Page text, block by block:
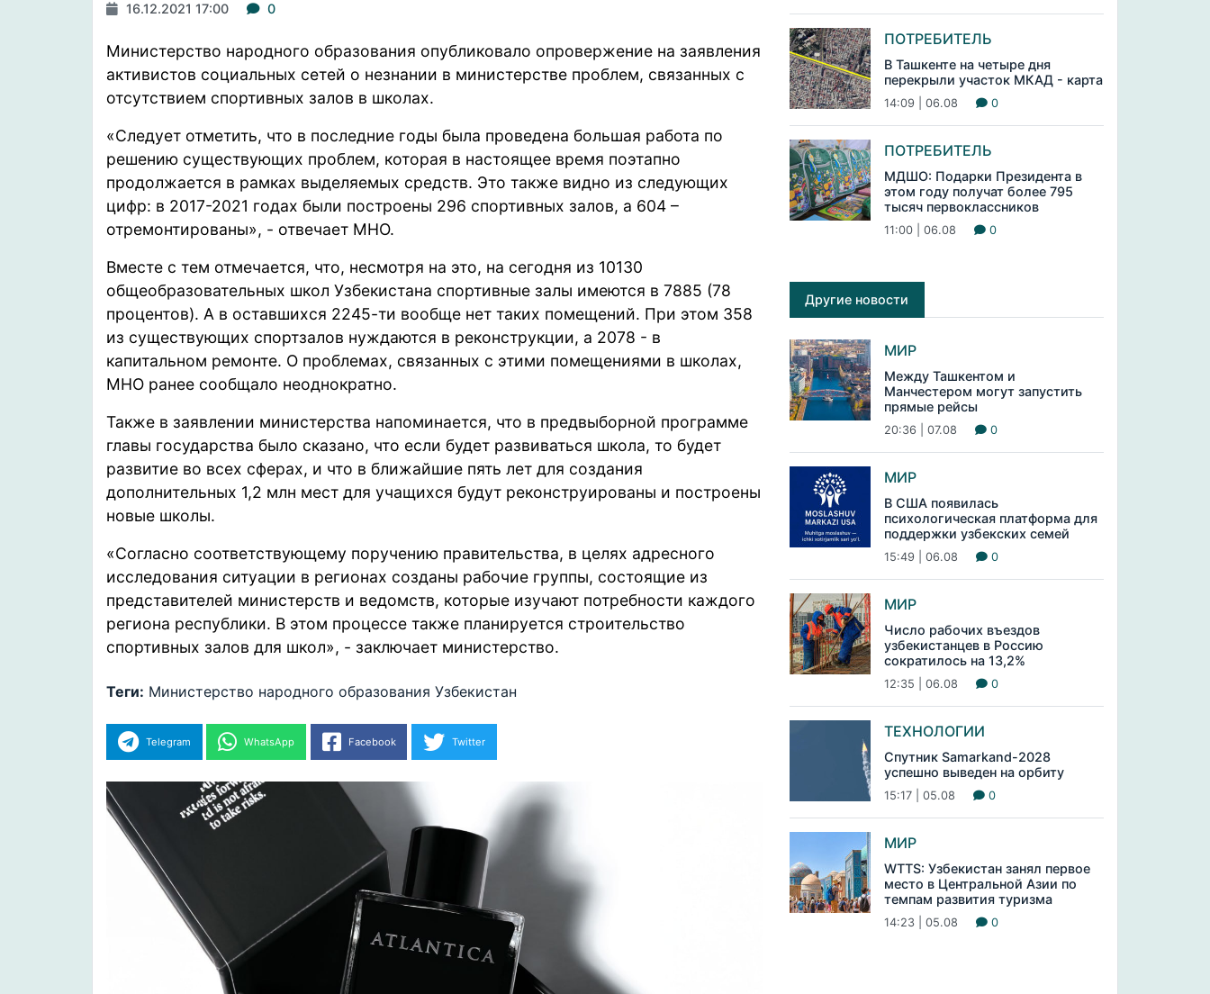
16.12.2021 17:00 0
Министерство народного образования опубликовало опровержение на заявления
активистов социальных сетей о незнании в министерстве проблем, связанных с
отсутствием спортивных залов в школах.
«Следует отметить, что в последние годы была проведена большая работа по
решению существующих проблем, которая в настоящее время поэтапно
продолжается в рамках выделяемых средств. Это также видно из следующих
цифр: в 2017-2021 годах были построены 296 спортивных залов, а 604 –
отремонтированы», - отвечает МНО.
Вместе с тем отмечается, что, несмотря на это, на сегодня из 10130
общеобразовательных школ Узбекистана спортивные залы имеются в 7885 (78
процентов). А в оставшихся 2245-ти вообще нет таких помещений. При этом 358
из существующих спортзалов нуждаются в реконструкции, а 2078 - в
капитальном ремонте. О проблемах, связанных с этими помещениями в школах,
МНО ранее сообщало неоднократно.
Также в заявлении министерства напоминается, что в предвыборной программе
главы государства было сказано, что если будет развиваться школа, то будет
развитие во всех сферах, и что в ближайшие пять лет для создания
дополнительных 1,2 млн мест для учащихся будут реконструированы и построены
новые школы.
«Согласно соответствующему поручению правительства, в целях адресного
исследования ситуации в регионах созданы рабочие группы, состоящие из
представителей министерств и ведомств, которые изучают потребности каждого
региона республики. В этом процессе также планируется строительство
спортивных залов для школ», - заключает министерство.
Теги: Министерство народного образования Узбекистан
Telegram WhatsApp Facebook Twitter
ПОТРЕБИТЕЛЬ
В Ташкенте на четыре дня
перекрыли участок МКАД - карта
14:09 | 06.08 0
ПОТРЕБИТЕЛЬ
МДШО: Подарки Президента в
этом году получат более 795
тысяч первоклассников
11:00 | 06.08 0
Другие новости
МИР
Между Ташкентом и
Манчестером могут запустить
прямые рейсы
20:36 | 07.08 0
МИР
В США появилась
психологическая платформа для
поддержки узбекских семей
15:49 | 06.08 0
МИР
Число рабочих въездов
узбекистанцев в Россию
сократилось на 13,2%
12:35 | 06.08 0
ТЕХНОЛОГИИ
Спутник Samarkand-2028
успешно выведен на орбиту
15:17 | 05.08 0
МИР
WTTS: Узбекистан занял первое
место в Центральной Азии по
темпам развития туризма
14:23 | 05.08 0